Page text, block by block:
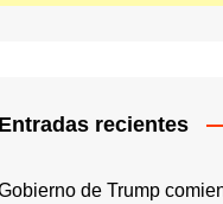
Entradas recientes
de Trump